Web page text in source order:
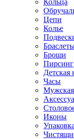
Кольца
Цепи
Колье
Броши
Пирсинг
Детская
Часы
Мужская
Иконы
Упаковка